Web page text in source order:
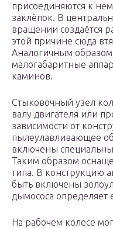
присоединяются к
заклёпок. В
вращении создаётся
этой причине сюда
Аналогичным образом
малогабаритные
каминов.
Стыковочный узел
валу двигателя или
зависимости от
пылеулавливающее
включены
Таким образом
типа. В конструкцию
быть включены
дымососа определяет
На рабочем колесе